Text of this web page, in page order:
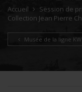
Accueil Session de
Collection Jean Pierre
Musée de la ligne